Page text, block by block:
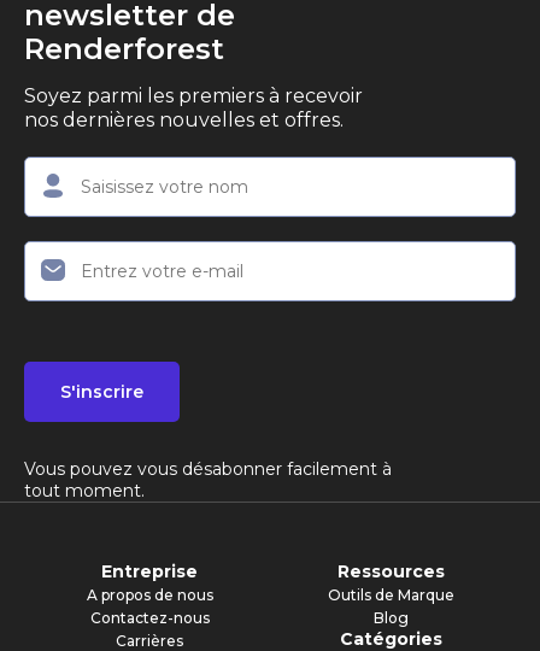
plateformes telles qu'Instagram ou TikTok. Le
Social Media Video Editor de Renderforest est
une excellente option, qui permet à votre
contenu de se démarquer dans un fil d'actualité
newsletter de
Renderforest
Soyez parmi les premiers à recevoir
nos dernières nouvelles et offres.
S'inscrire
Vous pouvez vous désabonner facilement à
tout moment.
Entreprise
A propos de nous
Contactez-nous
Carrières
Ressources
Outils de Marque
Blog
Catégories